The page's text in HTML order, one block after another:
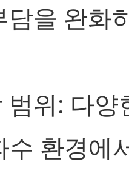
담을 완화
범위: 다양
수 환경에